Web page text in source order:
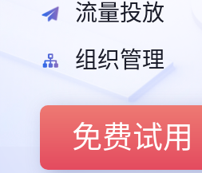
流量投放
组织管理
免费试用